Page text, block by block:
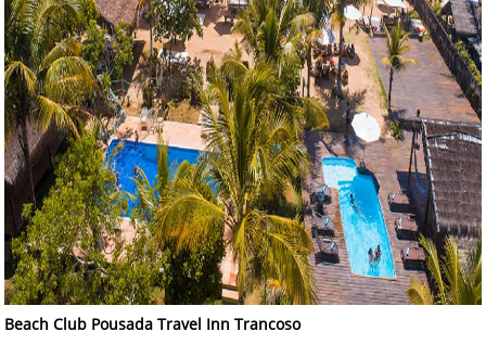
Beach Club Pousada Travel Inn Trancoso